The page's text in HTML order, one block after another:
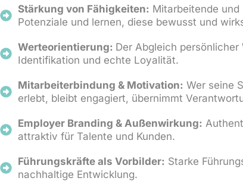
Stärkung von Fähigkeiten: Mitarbeitende und
Potenziale und lernen, diese bewusst und
Werteorientierung: Der Abgleich
Identifikation und echte Loyalität.
Mitarbeiterbindung & Motivation: Wer seine
erlebt, bleibt engagiert, übernimmt
Employer Branding & Außenwirkung:
attraktiv für Talente und Kunden.
Führungskräfte als Vorbilder: Starke
nachhaltige Entwicklung.